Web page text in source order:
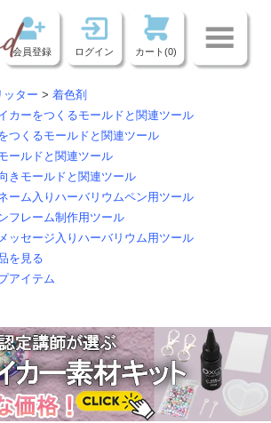
会員登録 ログイン カート(0)
ッター > 着色剤
カーをつくるモールドと関連ツール
つくるモールドと関連ツール
ールドと関連ツール
きモールドと関連ツール
ーム入りハーバリウムペン用ツール
フレーム制作用ツール
ッセージ入りハーバリウム用ツール
を見る
アイテム